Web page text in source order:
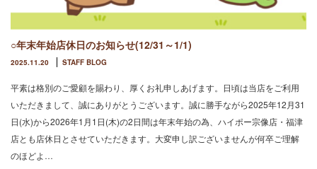
○年末年始店休日のお知らせ(12/31～1/1)
2025.11.20 STAFF BLOG
平素は格別のご愛顧を賜わり、厚くお礼申しあげます。日頃は当店をご利用
いただきまして、誠にありがとうございます。誠に勝手ながら2025年12月31
日(水)から2026年1月1日(木)の2日間は年末年始の為、ハイポー宗像店・福津
店とも店休日とさせていただきます。大変申し訳ございませんが何卒ご理解
のほどよ…